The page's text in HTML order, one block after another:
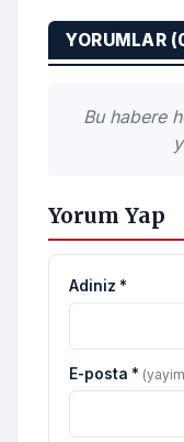
YORUMLAR
Bu habere
Yorum Yap
Adiniz *
E-posta *